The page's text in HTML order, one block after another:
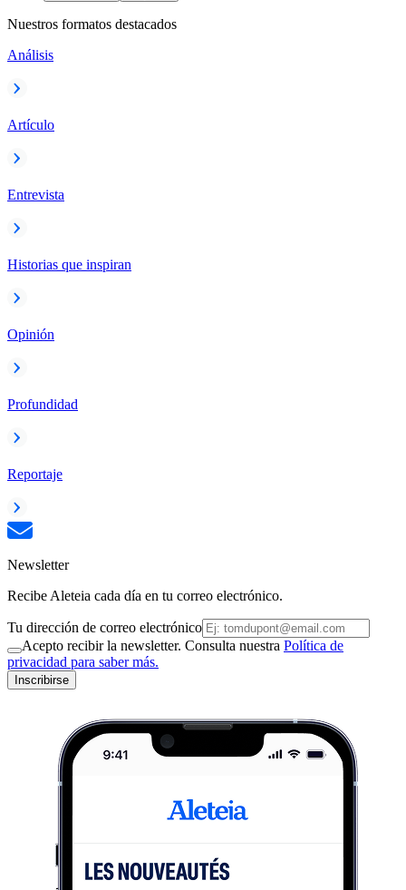
Nuestros formatos destacados
Análisis
Artículo
Entrevista
Historias que inspiran
Opinión
Profundidad
Reportaje
Newsletter
Recibe Aleteia cada día en tu correo electrónico.
Tu dirección de correo electrónico
Acepto recibir la newsletter. Consulta nuestra Política de
privacidad para saber más.
Inscribirse